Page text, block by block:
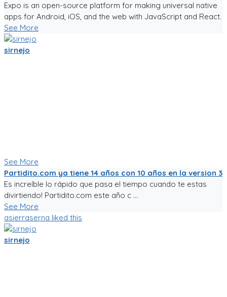
Expo is an open-source platform for making universal native
apps for Android, iOS, and the web with JavaScript and React.
See More
sirnejo
See More
Partidito.com ya tiene 14 años con 10 años en la version 3
Es increíble lo rápido que pasa el tiempo cuando te estas
divirtiendo! Partidito.com este año c ...
See More
asierraserna liked this
sirnejo